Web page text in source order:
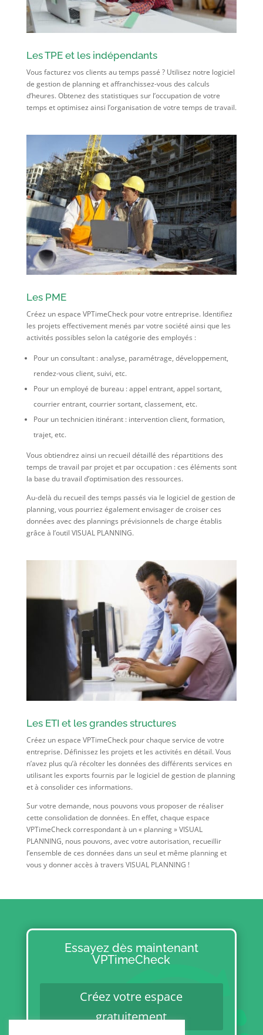
Les TPE et les indépendants
Vous facturez vos clients au temps passé ? Utilisez notre logiciel
de gestion de planning et affranchissez-vous des calculs
d’heures. Obtenez des statistiques sur l’occupation de votre
temps et optimisez ainsi l’organisation de votre temps de travail.
Les PME
Créez un espace VPTimeCheck pour votre entreprise. Identifiez
les projets effectivement menés par votre société ainsi que les
activités possibles selon la catégorie des employés :
Pour un consultant : analyse, paramétrage, développement,
rendez-vous client, suivi, etc.
Pour un employé de bureau : appel entrant, appel sortant,
courrier entrant, courrier sortant, classement, etc.
Pour un technicien itinérant : intervention client, formation,
trajet, etc.
Vous obtiendrez ainsi un recueil détaillé des répartitions des
temps de travail par projet et par occupation : ces éléments sont
la base du travail d’optimisation des ressources.
Au-delà du recueil des temps passés via le logiciel de gestion de
planning, vous pourriez également envisager de croiser ces
données avec des plannings prévisionnels de charge établis
grâce à l’outil VISUAL PLANNING.
Les ETI et les grandes structures
Créez un espace VPTimeCheck pour chaque service de votre
entreprise. Définissez les projets et les activités en détail. Vous
n’avez plus qu’à récolter les données des différents services en
utilisant les exports fournis par le logiciel de gestion de planning
et à consolider ces informations.
Sur votre demande, nous pouvons vous proposer de réaliser
cette consolidation de données. En effet, chaque espace
VPTimeCheck correspondant à un « planning » VISUAL
PLANNING, nous pouvons, avec votre autorisation, recueillir
l’ensemble de ces données dans un seul et même planning et
vous y donner accès à travers VISUAL PLANNING !
Essayez dès maintenant
VPTimeCheck
Créez votre espace
gratuitement